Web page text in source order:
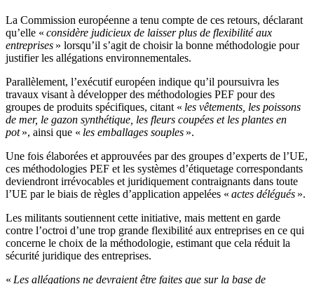
La Commission européenne a tenu compte de ces retours, déclarant
qu’elle « considère judicieux de laisser plus de flexibilité aux
entreprises » lorsqu’il s’agit de choisir la bonne méthodologie pour
justifier les allégations environnementales.
Parallèlement, l’exécutif européen indique qu’il poursuivra les
travaux visant à développer des méthodologies PEF pour des
groupes de produits spécifiques, citant « les vêtements, les poissons
de mer, le gazon synthétique, les fleurs coupées et les plantes en
pot», ainsi que « les emballages souples ».
Une fois élaborées et approuvées par des groupes d’experts de l’UE,
ces méthodologies PEF et les systèmes d’étiquetage correspondants
deviendront irrévocables et juridiquement contraignants dans toute
l’UE par le biais de règles d’application appelées « actes délégués ».
Les militants soutiennent cette initiative, mais mettent en garde
contre l’octroi d’une trop grande flexibilité aux entreprises en ce qui
concerne le choix de la méthodologie, estimant que cela réduit la
sécurité juridique des entreprises.
« Les allégations ne devraient être faites que sur la base de